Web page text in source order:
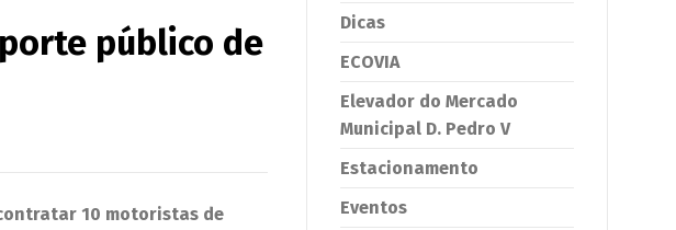
público de
10 motoristas de
Dicas
ECOVIA
Elevador do Mercado
Municipal D. Pedro V
Estacionamento
Eventos